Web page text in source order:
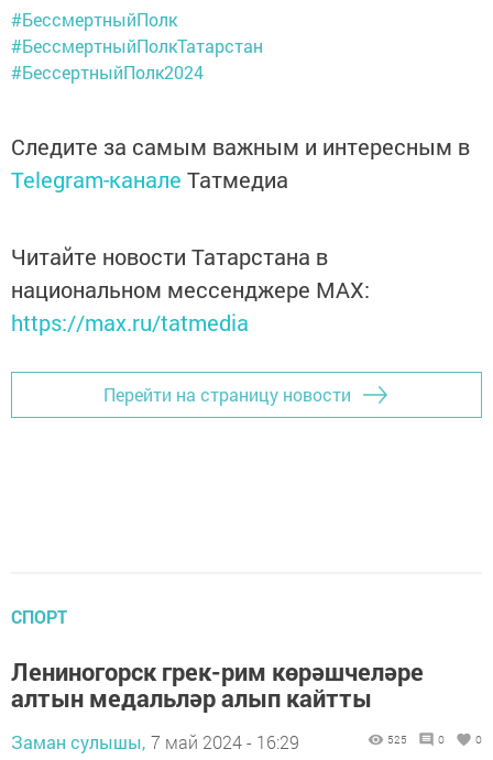
#БессмертныйПолк
#БессмертныйПолкТатарстан
#БессертныйПолк2024
Следите за самым важным и интересным в
Telegram-канале Татмедиа
Читайте новости Татарстана в
национальном мессенджере MАХ:
https://max.ru/tatmedia
Перейти на страницу новости
СПОРТ
Лениногорск грек-рим көрәшчеләре
алтын медальләр алып кайтты
Заман сулышы, 7 май 2024 - 16:29 525 0 0